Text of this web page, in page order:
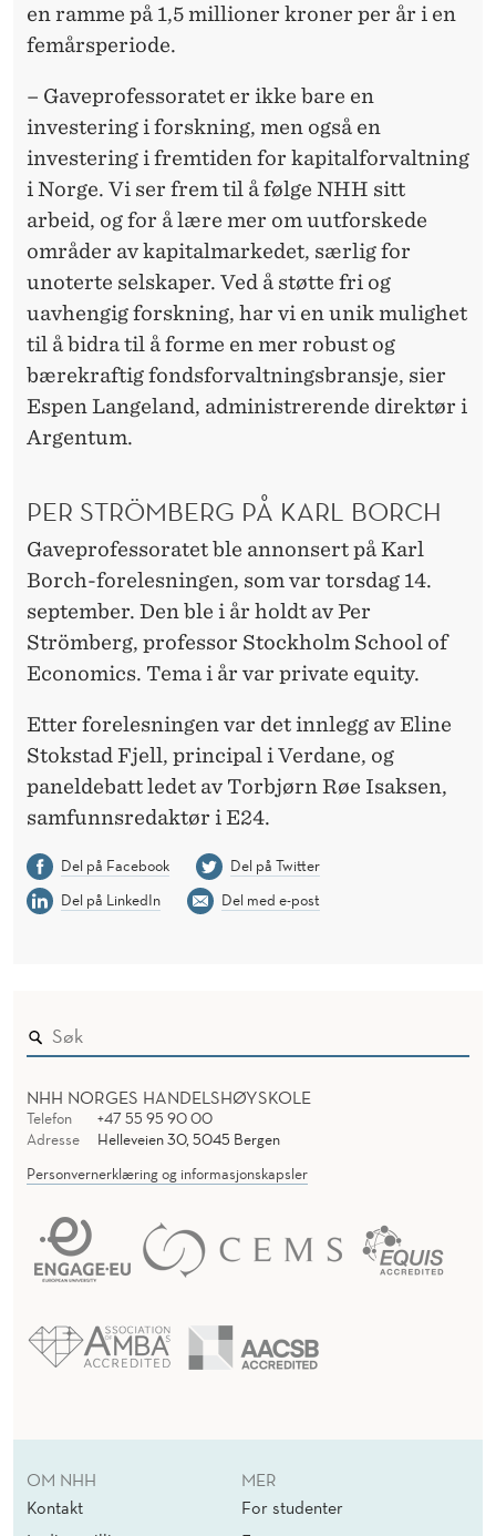
en ramme på 1,5 millioner kroner per år i en
femårsperiode.
– Gaveprofessoratet er ikke bare en
investering i forskning, men også en
investering i fremtiden for kapitalforvaltning
i Norge. Vi ser frem til å følge NHH sitt
arbeid, og for å lære mer om uutforskede
områder av kapitalmarkedet, særlig for
unoterte selskaper. Ved å støtte fri og
uavhengig forskning, har vi en unik mulighet
til å bidra til å forme en mer robust og
bærekraftig fondsforvaltningsbransje, sier
Espen Langeland, administrerende direktør i
Argentum.
PER STRÖMBERG PÅ KARL BORCH
Gaveprofessoratet ble annonsert på Karl
Borch-forelesningen, som var torsdag 14.
september. Den ble i år holdt av Per
Strömberg, professor Stockholm School of
Economics. Tema i år var private equity.
Etter forelesningen var det innlegg av Eline
Stokstad Fjell, principal i Verdane, og
paneldebatt ledet av Torbjørn Røe Isaksen,
samfunnsredaktør i E24.
Del på Facebook
Del på Twitter
Del på LinkedIn
Del med e-post
NHH NORGES HANDELSHØYSKOLE
Telefon
+47 55 95 90 00
Adresse
Helleveien 30, 5045 Bergen
Personvernerklæring og informasjonskapsler
OM NHH
Kontakt
MER
For studenter